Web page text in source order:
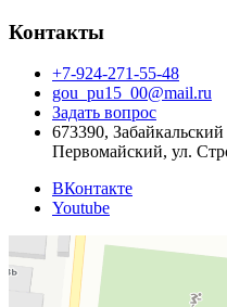
Контакты
+7-924-271-55-48
gou_pu15_00@mail.ru
Задать вопрос
673390,
Первомайский, ул.
ВКонтакте
Youtube